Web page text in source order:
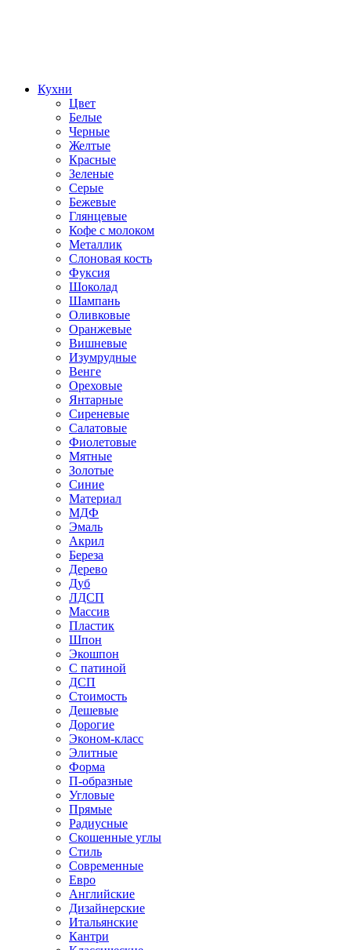
Кухни
Цвет
Белые
Черные
Желтые
Красные
Зеленые
Серые
Бежевые
Глянцевые
Кофе с молоком
Металлик
Слоновая кость
Фуксия
Шоколад
Шампань
Оливковые
Оранжевые
Вишневые
Изумрудные
Венге
Ореховые
Янтарные
Сиреневые
Салатовые
Фиолетовые
Мятные
Золотые
Синие
Материал
МДФ
Эмаль
Акрил
Береза
Дерево
Дуб
ЛДСП
Массив
Пластик
Шпон
Экошпон
С патиной
ДСП
Стоимость
Дешевые
Дорогие
Эконом-класс
Элитные
Форма
П-образные
Угловые
Прямые
Радиусные
Скошенные углы
Стиль
Современные
Евро
Английские
Дизайнерские
Итальянские
Кантри